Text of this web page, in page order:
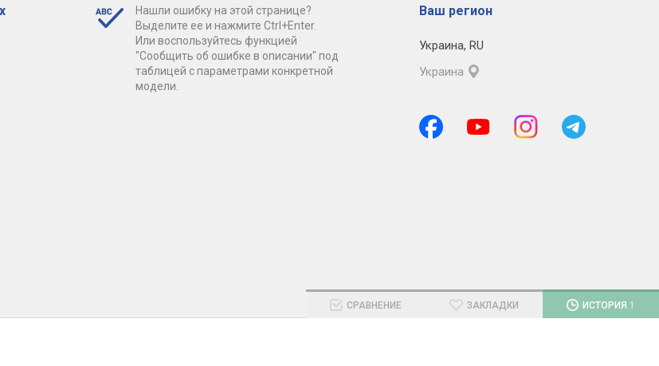
Нашли ошибку на этой странице?
Выделите ее и нажмите Ctrl+Enter.
Или воспользуйтесь функцией
"Сообщить об ошибке в описании" под
таблицей с параметрами конкретной
модели.
Ваш регион
Украина, RU
Украина
СРАВНЕНИЕ ЗАКЛАДКИ ИСТОРИЯ 1